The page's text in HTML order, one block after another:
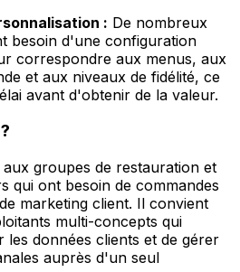
: De nombreux
besoin d'une configuration
correspondre aux menus, aux
et aux niveaux de fidélité, ce
avant d'obtenir de la valeur.
groupes de restauration et
qui ont besoin de commandes
marketing client. Il convient
multi-concepts qui
les données clients et de gérer
auprès d'un seul